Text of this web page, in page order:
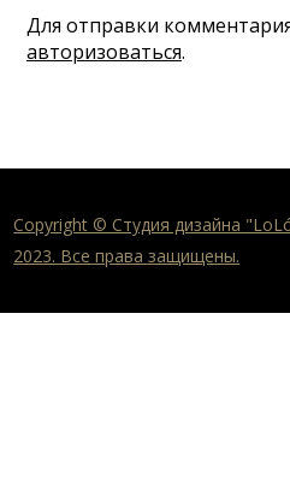
Для отправки
авторизоваться.
Copyright © Студия дизайна
2023. Все права защищены.